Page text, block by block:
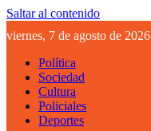
Saltar al contenido
viernes, 7 de agosto de 2026
Política
Sociedad
Cultura
Policiales
Deportes